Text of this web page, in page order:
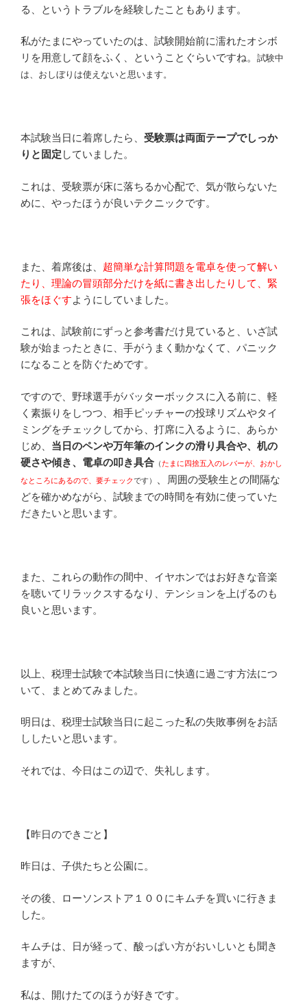
る、というトラブルを経験したこともあります。
私がたまにやっていたのは、試験開始前に濡れたオシボ
リを用意して顔をふく、ということぐらいですね。 試験中
は、おしぼりは使えないと思います。
本試験当日に着席したら、 受験票は両面テープでしっか
りと固定 していました。
これは、受験票が床に落ちるか心配で、気が散らないた
めに、やったほうが良いテクニックです。
また、着席後は、 超簡単な計算問題を電卓を使って解い
たり、理論の冒頭部分だけを紙に書き出したりして、緊
張をほぐすようにしていました。
これは、試験前にずっと参考書だけ見ていると、いざ試
験が始まったときに、手がうまく動かなくて、パニック
になることを防ぐためです。
ですので、野球選手がバッターボックスに入る前に、軽
く素振りをしつつ、相手ピッチャーの投球リズムやタイ
ミングをチェックしてから、打席に入るように、あらか
じめ、 当日のペンや万年筆のインクの滑り具合や、机の
硬さや傾き、電卓の叩き具合 （たまに四捨五入のレバーが、おかし
なところにあるので、要チェックです）
周囲の受験生との間隔な
どを確かめながら、試験までの時間を有効に使っていた
だきたいと思います。
また、これらの動作の間中、イヤホンではお好きな音楽
を聴いてリラックスするなり、テンションを上げるのも
良いと思います。
以上、税理士試験で本試験当日に快適に過ごす方法につ
いて、まとめてみました。
明日は、税理士試験当日に起こった私の失敗事例をお話
ししたいと思います。
それでは、今日はこの辺で、失礼します。
【昨日のできごと】
昨日は、子供たちと公園に。
その後、ローソンストア１００にキムチを買いに行きま
した。
キムチは、日が経って、酸っぱい方がおいしいとも聞き
ますが、
私は、開けたてのほうが好きです。